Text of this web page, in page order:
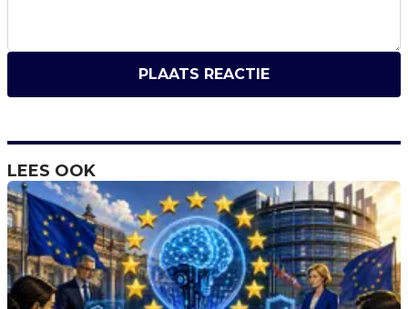
PLAATS REACTIE
LEES OOK